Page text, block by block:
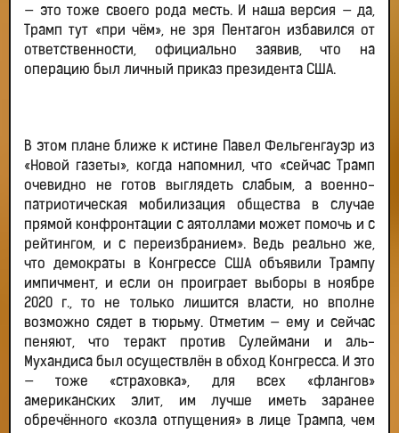
— это тоже своего рода месть. И наша версия — да,
Трамп тут «при чём», не зря Пентагон избавился от
ответственности, официально заявив, что на
операцию был личный приказ президента США.
В этом плане ближе к истине Павел Фельгенгауэр из
«Новой газеты», когда напомнил, что «сейчас Трамп
очевидно не готов выглядеть слабым, а военно-
патриотическая мобилизация общества в случае
прямой конфронтации с аятоллами может помочь и с
рейтингом, и с переизбранием». Ведь реально же,
что демократы в Конгрессе США объявили Трампу
импичмент, и если он проиграет выборы в ноябре
2020 г., то не только лишится власти, но вполне
возможно сядет в тюрьму. Отметим — ему и сейчас
пеняют, что теракт против Сулеймани и аль-
Мухандиса был осуществлён в обход Конгресса. И это
— тоже «страховка», для всех «флангов»
американских элит, им лучше иметь заранее
обречённого «козла отпущения» в лице Трампа, чем